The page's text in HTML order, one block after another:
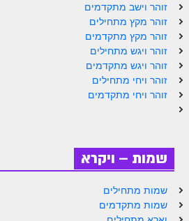
זוהר וישב מתקדמים
זוהר מקץ מתחילים
זוהר מקץ מתקדמים
זוהר ויגש מתחילים
זוהר ויגש מתקדמים
זוהר ויחי מתחילים
זוהר ויחי מתקדמים
שמות – ויקרא
שמות מתחילים
שמות מתקדמים